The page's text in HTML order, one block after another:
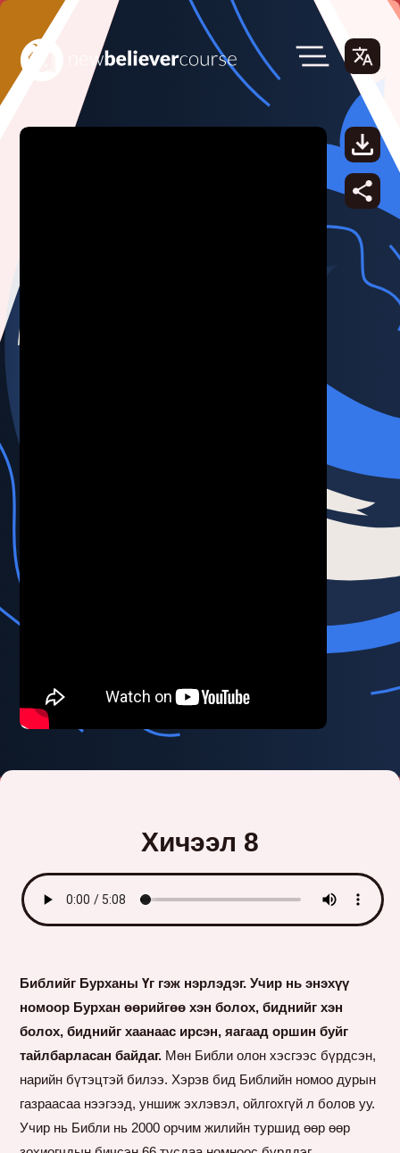
Хичээл 8
Библийг Бурханы Үг гэж нэрлэдэг. Учир нь энэхүү
номоор Бурхан өөрийгөө хэн болох, биднийг хэн
болох, биднийг хаанаас ирсэн, яагаад оршин буйг
тайлбарласан байдаг. Мөн Библи олон хэсгээс бүрдсэн,
нарийн бүтэцтэй билээ. Хэрэв бид Библийн номоо дурын
газраасаа нээгээд, уншиж эхлэвэл, ойлгохгүй л болов уу.
Учир нь Библи нь 2000 орчим жилийн туршид өөр өөр